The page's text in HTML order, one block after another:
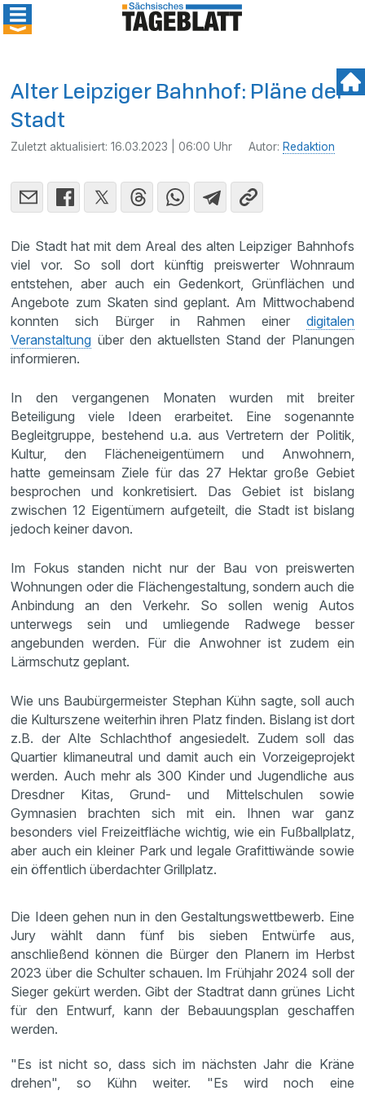
Alter Leipziger Bahnhof: Pläne der
Stadt
Zuletzt aktualisiert:16.03.2023 | 06:00 Uhr Autor: Redaktion
Die Stadt hat mit dem Areal des alten Leipziger Bahnhofs
viel vor. So soll dort künftig preiswerter Wohnraum
entstehen, aber auch ein Gedenkort, Grünflächen und
Angebote zum Skaten sind geplant. Am Mittwochabend
konnten sich Bürger in Rahmen einer digitalen
Veranstaltung über den aktuellsten Stand der Planungen
informieren.
In den vergangenen Monaten wurden mit breiter
Beteiligung viele Ideen erarbeitet. Eine sogenannte
Begleitgruppe, bestehend u.a. aus Vertretern der Politik,
Kultur, den Flächeneigentümern und Anwohnern,
hatte gemeinsam Ziele für das 27 Hektar große Gebiet
besprochen und konkretisiert. Das Gebiet ist bislang
zwischen 12 Eigentümern aufgeteilt, die Stadt ist bislang
jedoch keiner davon.
Im Fokus standen nicht nur der Bau von preiswerten
Wohnungen oder die Flächengestaltung, sondern auch die
Anbindung an den Verkehr. So sollen wenig Autos
unterwegs sein und umliegende Radwege besser
angebunden werden. Für die Anwohner ist zudem ein
Lärmschutz geplant.
Wie uns Baubürgermeister Stephan Kühn sagte, soll auch
die Kulturszene weiterhin ihren Platz finden. Bislang ist dort
z.B. der Alte Schlachthof angesiedelt. Zudem soll das
Quartier klimaneutral und damit auch ein Vorzeigeprojekt
werden. Auch mehr als 300 Kinder und Jugendliche aus
Dresdner Kitas, Grund- und Mittelschulen sowie
Gymnasien brachten sich mit ein. Ihnen war ganz
besonders viel Freizeitfläche wichtig, wie ein Fußballplatz,
aber auch ein kleiner Park und legale Grafittiwände sowie
ein öffentlich überdachter Grillplatz.
Die Ideen gehen nun in den Gestaltungswettbewerb. Eine
Jury wählt dann fünf bis sieben Entwürfe aus,
anschließend können die Bürger den Planern im Herbst
2023 über die Schulter schauen. Im Frühjahr 2024 soll der
Sieger gekürt werden. Gibt der Stadtrat dann grünes Licht
für den Entwurf, kann der Bebauungsplan geschaffen
werden.
"Es ist nicht so, dass sich im nächsten Jahr die Kräne
drehen", so Kühn weiter. "Es wird noch eine